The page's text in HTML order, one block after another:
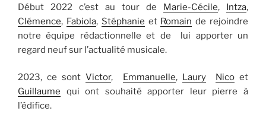
Début 2022 c’est au tour de Marie-Cécile, Intza,
Clémence, Fabiola, Stéphanie et Romain de rejoindre
notre équipe rédactionnelle et de lui apporter un
regard neuf sur l’actualité musicale.
2023, ce sontVictor, Emmanuelle, Laury Nicoet
Guillaume qui ont souhaité apporter leur pierre à
l’édifice.